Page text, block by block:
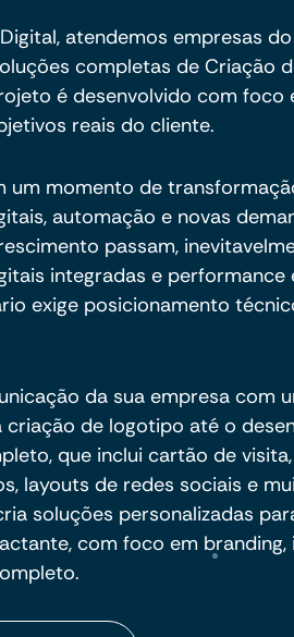
atendemos empresas
completas de Criação
é desenvolvido com foco
reais do cliente.
um momento de
automação e novas
passam,
integradas e performance
exige posicionamento
da sua empresa com
criação de logotipo até o
que inclui cartão de
layouts de redes sociais e
soluções personalizadas
com foco em